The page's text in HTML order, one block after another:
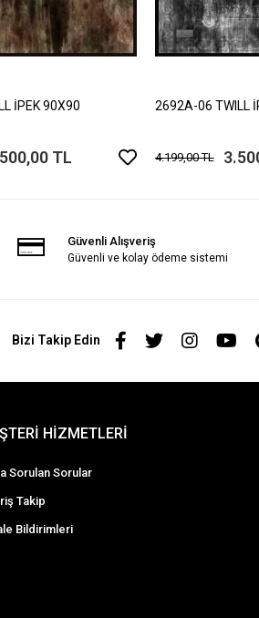
İPEK 90X90
TL
2692A-06 TWILL
4.199,00 TL
Güvenli Alışveriş
Güvenli ve kolay ödeme sistemi
Bizi Takip Edin
HİZMETLERİ
Sorulan Sorular
Takip
Bildirimleri